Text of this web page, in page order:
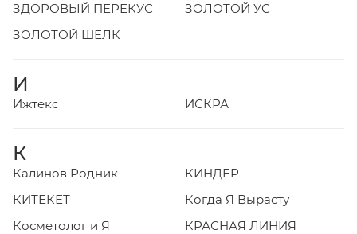
ЗДОРОВЫЙ ПЕРЕКУС
ЗОЛОТОЙ УС
ЗОЛОТОЙ ШЕЛК
И
Ижтекс ИСКРА
К
Калинов Родник
КИНДЕР
КИТЕКЕТ
Когда Я Вырасту
Косметолог и Я
КРАСНАЯ ЛИНИЯ